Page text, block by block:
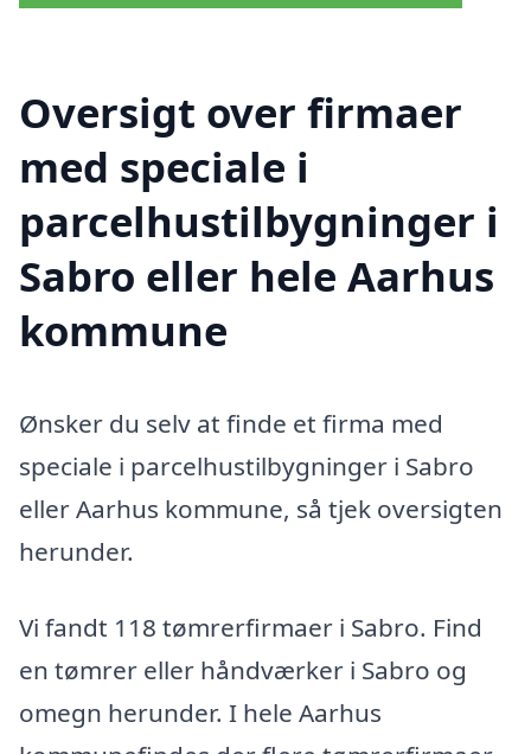
Oversigt over firmaer
med speciale i
parcelhustilbygninger i
Sabro eller hele Aarhus
kommune
Ønsker du selv at finde et firma med
speciale i parcelhustilbygninger i Sabro
eller Aarhus kommune, så tjek oversigten
herunder.
Vi fandt 118 tømrerfirmaer i Sabro. Find
en tømrer eller håndværker i Sabro og
omegn herunder. I hele Aarhus